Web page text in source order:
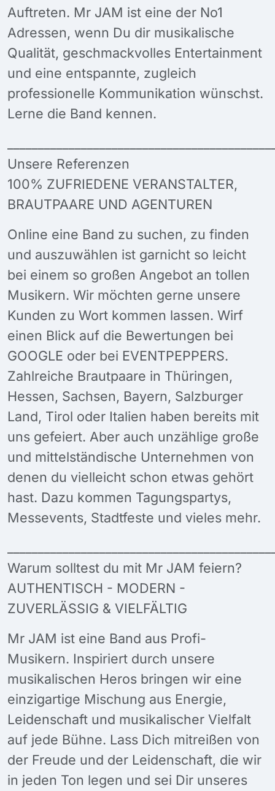
Auftreten. Mr JAM ist eine der No1
Adressen, wenn Du dir musikalische
Qualität, geschmackvolles Entertainment
und eine entspannte, zugleich
professionelle Kommunikation wünschst.
Lerne die Band kennen.
Unsere Referenzen
100% ZUFRIEDENE VERANSTALTER,
BRAUTPAARE UND AGENTUREN
Online eine Band zu suchen, zu finden
und auszuwählen ist garnicht so leicht
bei einem so großen Angebot an tollen
Musikern. Wir möchten gerne unsere
Kunden zu Wort kommen lassen. Wirf
einen Blick auf die Bewertungen bei
GOOGLE oder bei EVENTPEPPERS.
Zahlreiche Brautpaare in Thüringen,
Hessen, Sachsen, Bayern, Salzburger
Land, Tirol oder Italien haben bereits mit
uns gefeiert. Aber auch unzählige große
und mittelständische Unternehmen von
denen du vielleicht schon etwas gehört
hast. Dazu kommen Tagungspartys,
Messevents, Stadtfeste und vieles mehr.
Warum solltest du mit Mr JAM feiern?
AUTHENTISCH - MODERN -
ZUVERLÄSSIG & VIELFÄLTIG
Mr JAM ist eine Band aus Profi-
Musikern. Inspiriert durch unsere
musikalischen Heros bringen wir eine
einzigartige Mischung aus Energie,
Leidenschaft und musikalischer Vielfalt
auf jede Bühne. Lass Dich mitreißen von
der Freude und der Leidenschaft, die wir
in jeden Ton legen und sei Dir unseres